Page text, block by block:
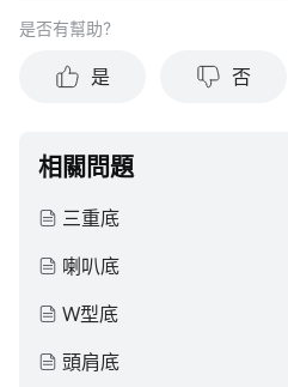
結果。投資涉及風險和損失本金
任何陳述或保證。
是否有幫助？
是 否
相關問題
三重底
喇叭底
W型底
頭肩底